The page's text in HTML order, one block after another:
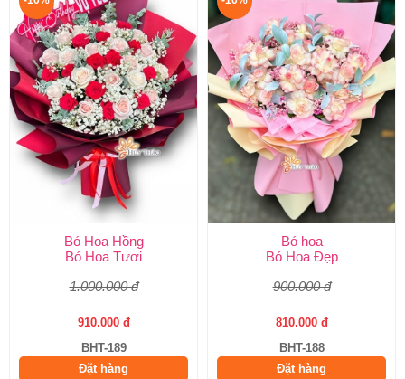
Bó Hoa Hồng
Bó Hoa Tươi
1.000.000 đ
910.000 đ
BHT-189
Đặt hàng
Bó hoa
Bó Hoa Đẹp
900.000 đ
810.000 đ
BHT-188
Đặt hàng